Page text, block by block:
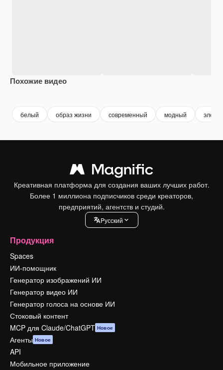
Похожие видео
белый образ жизни современный модный
Креативная платформа для создания ваших лучших работ.
Более 1 миллиона подписчиков среди креаторов,
предприятий, агентств и студий.
Pусский
Продукция
Spaces
ИИ-помощник
Генератор изображений ИИ
Генератор видео ИИ
Генератор голоса на основе ИИ
Стоковый контент
MCP для Claude/ChatGPT Новое
Агенты Новое
API
Мобильное приложение